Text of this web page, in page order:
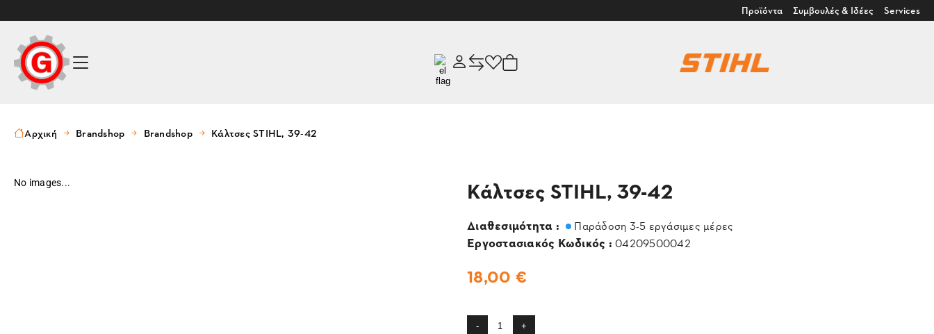
Προϊόντα Συμβουλές & Ιδέες Services
Αρχική Brandshop Brandshop Κάλτσες STIHL, 39-42
No images... Κάλτσες STIHL, 39-42
Διαθεσιμότητα : Παράδοση 3-5 εργάσιμες μέρες
Εργοστασιακός Κωδικός : 04209500042
18,00 €
- +